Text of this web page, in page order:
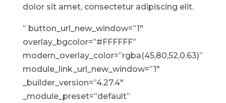
dolor sit amet, consectetur adipiscing elit.
” button_url_new_window=”1″
overlay_bgcolor=”#FFFFFF”
modern_overlay_color=”rgba(45,80,52,0.63)”
module_link_url_new_window=”1″
_builder_version=”4.27.4″
_module_preset=”default”